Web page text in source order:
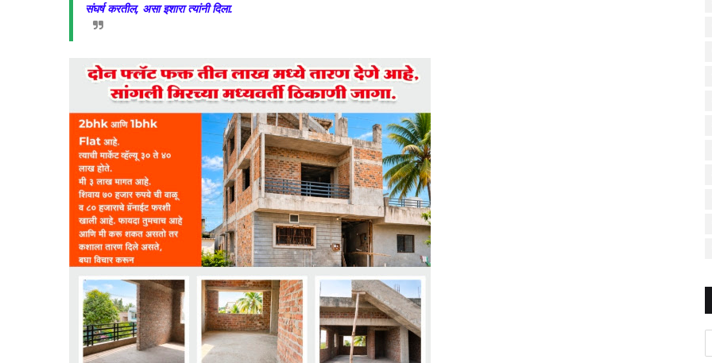
संघर्ष करतील, असा इशारा त्यांनी दिला.